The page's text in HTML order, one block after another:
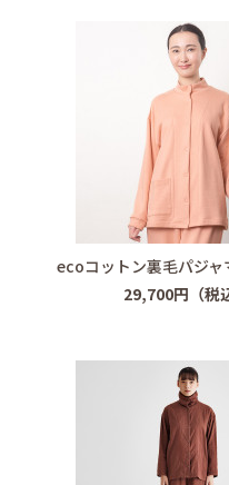
ecoコットン裏毛パジャ
29,700円（税